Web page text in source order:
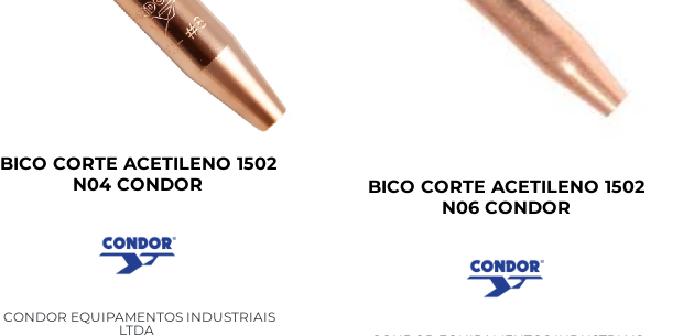
BICO CORTE ACETILENO 1502
N04 CONDOR
CONDOR EQUIPAMENTOS INDUSTRIAIS
LTDA
BICO CORTE ACETILENO 1502
N06 CONDOR